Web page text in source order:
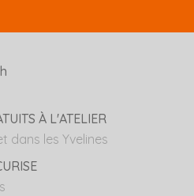
À L'ATELIER
dans les Yvelines